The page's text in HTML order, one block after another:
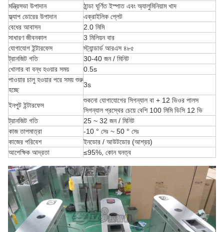
মন্ত্রিসভা উপাদান
ঠান্ডা ঘূর্ণিত ইস্পাত এবং অ্যালুমিনিয়াম খাদ
ফ্ল্যাপ ডোরের উপাদান
এক্রাইলিক প্লেট
বেধের আবাসন
2.0 মিমি
সাধারণ জীবনকাল
3 মিলিয়ন বার
যোগাযোগ ইন্টারফেস
স্ট্যান্ডার্ড আরএস ৪৮৫
ট্রানজিট গতি
30-40 জন / মিনিট
খোলার বা বন্ধ হওয়ার সময়
0.5s
পাওয়ার চালু হওয়ার পরে সময় শুরু
হচ্ছে
3s
ইনপুট ইন্টারফেস
শুকনো যোগাযোগের সিগন্যাল বা + 12 ভিওর পালস
সিগন্যাল প্রস্থের চেয়ে বেশি 100 মিমি ডিসি 12 ভি
ট্রানজিট গতি
25 ~ 32 জন / মিনিট
কাজ তাপমাত্রা
-10 ° সেঃ ~ 50 ° সেঃ
কাজের পরিবেশ
ইনডোর / আউটডোর (আশ্রয়)
আপেক্ষিক আদ্রতা
≤95%, কোন ঘনত্ব